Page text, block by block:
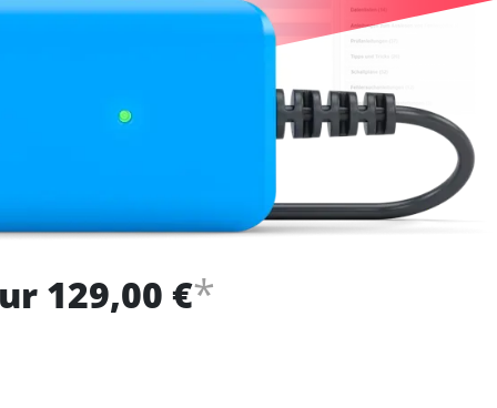
129,00 €*